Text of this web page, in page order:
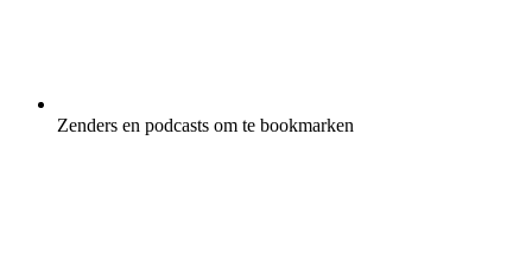
Zenders en podcasts om te bookmarken